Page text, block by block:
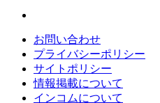
お問い合わせ
プライバシーポリシー
サイトポリシー
情報掲載について
インコムについて